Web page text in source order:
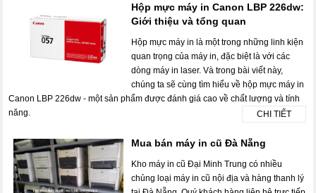
Hộp mực máy in Canon LBP 226dw:
Giới thiệu và tổng quan
Hộp mực máy in là một trong những linh kiện
quan trọng của máy in, đặc biệt là với các
dòng máy in laser. Và trong bài viết này,
chúng ta sẽ cùng tìm hiểu về hộp mực máy in
Canon LBP 226dw - một sản phẩm được đánh giá cao về chất lượng và tính
năng.
CHI TIẾT
Mua bán máy in cũ Đà Nẵng
Kho máy in cũ Đại Minh Trung có nhiều
chủng loại máy in cũ nội địa và hàng thanh lý